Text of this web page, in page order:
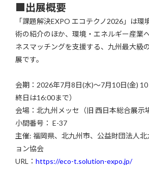
■出展概要
「課題解決EXPO エコテクノ2026」は環
術の紹介のほか、環境・エネルギー産業
ネスマッチングを支援する、九州最大級
展です。
会期：2026年7月8日(水)～7月10日(金)
終日は16:00まで）
会場：北九州メッセ（旧 西日本総合展示
小間番号： E-37
主催: 福岡県、北九州市、公益財団法人
ョン協会
URL： https://eco-t.solution-expo.jp/